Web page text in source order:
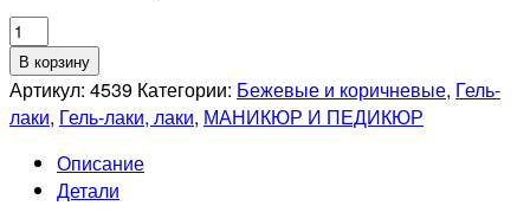
Количество
товара
RUNAIL
Гель-
Liker,
9мл
В корзину
Артикул: 4539 Категории: Бежевые и коричневые, Гель-
лаки, Гель-лаки, лаки, МАНИКЮР И ПЕДИКЮР
Описание
Детали